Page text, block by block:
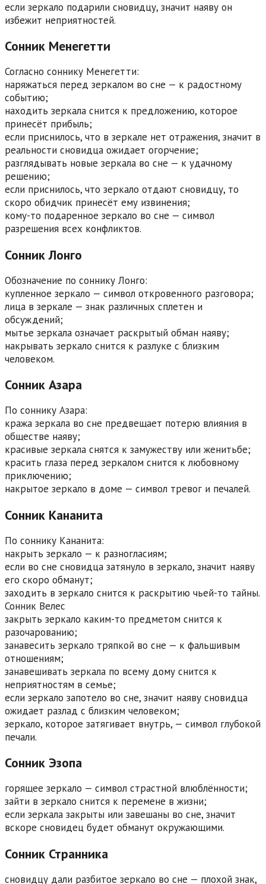
если зеркало подарили сновидцу, значит наяву он
избежит неприятностей.
Сонник Менегетти
Согласно соннику Менегетти:
наряжаться перед зеркалом во сне — к радостному
событию;
находить зеркала снится к предложению, которое
принесёт прибыль;
если приснилось, что в зеркале нет отражения, значит в
реальности сновидца ожидает огорчение;
разглядывать новые зеркала во сне — к удачному
решению;
если приснилось, что зеркало отдают сновидцу, то
скоро обидчик принесёт ему извинения;
кому-то подаренное зеркало во сне — символ
разрешения всех конфликтов.
Сонник Лонго
Обозначение по соннику Лонго:
купленное зеркало — символ откровенного разговора;
лица в зеркале — знак различных сплетен и
обсуждений;
мытье зеркала означает раскрытый обман наяву;
накрывать зеркало снится к разлуке с близким
человеком.
Сонник Азара
По соннику Азара:
кража зеркала во сне предвещает потерю влияния в
обществе наяву;
красивые зеркала снятся к замужеству или женитьбе;
красить глаза перед зеркалом снится к любовному
приключению;
накрытое зеркало в доме — символ тревог и печалей.
Сонник Кананита
По соннику Кананита:
накрыть зеркало — к разногласиям;
если во сне сновидца затянуло в зеркало, значит наяву
его скоро обманут;
заходить в зеркало снится к раскрытию чьей-то тайны.
Сонник Велес
закрыть зеркало каким-то предметом снится к
разочарованию;
занавесить зеркало тряпкой во сне — к фальшивым
отношениям;
занавешивать зеркала по всему дому снится к
неприятностям в семье;
если зеркало запотело во сне, значит наяву сновидца
ожидает разлад с близким человеком;
зеркало, которое затягивает внутрь, — символ глубокой
печали.
Сонник Эзопа
горящее зеркало — символ страстной влюблённости;
зайти в зеркало снится к перемене в жизни;
если зеркала закрыты или завешаны во сне, значит
вскоре сновидец будет обманут окружающими.
Сонник Странника
сновидцу дали разбитое зеркало во сне — плохой знак,